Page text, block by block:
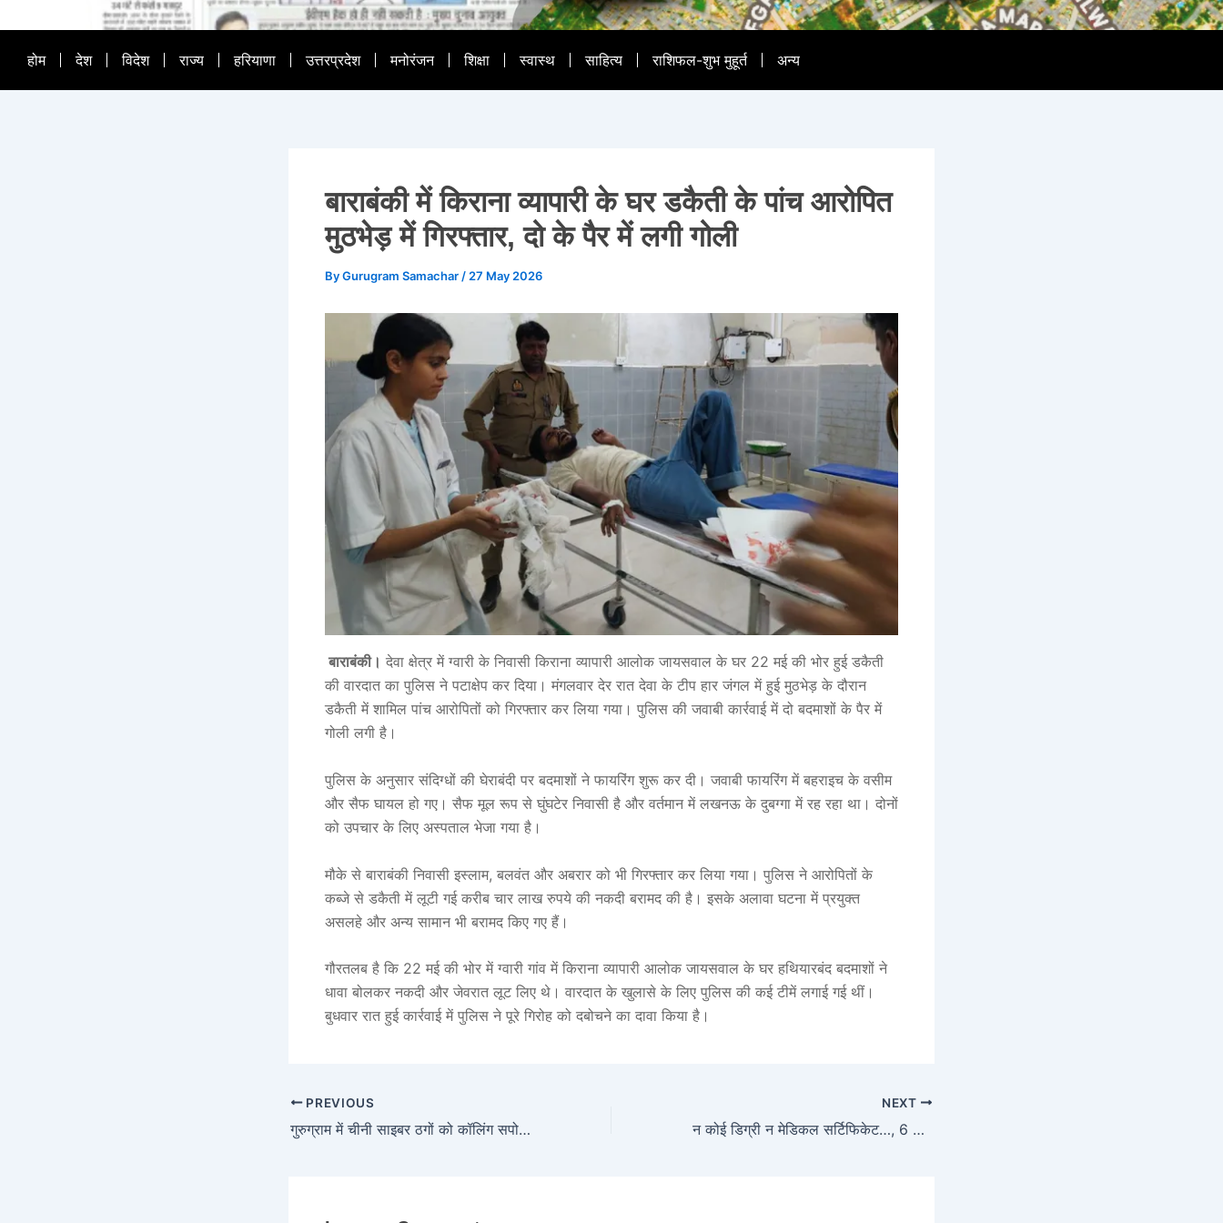
होम देश विदेश राज्य हरियाणा उत्तरप्रदेश मनोरंजन शिक्षा स्वास्थ साहित्य राशिफल-शुभ मुहूर्त अन्य
बाराबंकी में किराना व्यापारी के घर डकैती के पांच आरोपित
मुठभेड़ में गिरफ्तार, दो के पैर में लगी गोली
ByGurugram Samachar / 27 May 2026
बाराबंकी। देवा क्षेत्र में ग्वारी के निवासी किराना व्यापारी आलोक जायसवाल के घर 22 मई की भोर हुई डकैती
की वारदात का पुलिस ने पटाक्षेप कर दिया। मंगलवार देर रात देवा के टीप हार जंगल में हुई मुठभेड़ के दौरान
डकैती में शामिल पांच आरोपितों को गिरफ्तार कर लिया गया। पुलिस की जवाबी कार्रवाई में दो बदमाशों के पैर में
गोली लगी है।
पुलिस के अनुसार संदिग्धों की घेराबंदी पर बदमाशों ने फायरिंग शुरू कर दी। जवाबी फायरिंग में बहराइच के वसीम
और सैफ घायल हो गए। सैफ मूल रूप से घुंघटेर निवासी है और वर्तमान में लखनऊ के दुबग्गा में रह रहा था। दोनों
को उपचार के लिए अस्पताल भेजा गया है।
मौके से बाराबंकी निवासी इस्लाम, बलवंत और अबरार को भी गिरफ्तार कर लिया गया। पुलिस ने आरोपितों के
कब्जे से डकैती में लूटी गई करीब चार लाख रुपये की नकदी बरामद की है। इसके अलावा घटना में प्रयुक्त
असलहे और अन्य सामान भी बरामद किए गए हैं।
गौरतलब है कि 22 मई की भोर में ग्वारी गांव में किराना व्यापारी आलोक जायसवाल के घर हथियारबंद बदमाशों ने
धावा बोलकर नकदी और जेवरात लूट लिए थे। वारदात के खुलासे के लिए पुलिस की कई टीमें लगाई गई थीं।
बुधवार रात हुई कार्रवाई में पुलिस ने पूरे गिरोह को दबोचने का दावा किया है।
PREVIOUS
गुरुग्राम में चीनी साइबर ठगों को कॉलिंग सपोर्ट देने वाले गिरोह का पर्दाफाश, नगालैंड की महिला गिरफ्तार
NEXT
न कोई डिग्री न मेडिकल सर्टिफिकेट…, 6 साल से चला रहा था फर्जी क्लिनिक; रेड में गुरुग्राम से फर्जी डॉक्टर अरेस्ट